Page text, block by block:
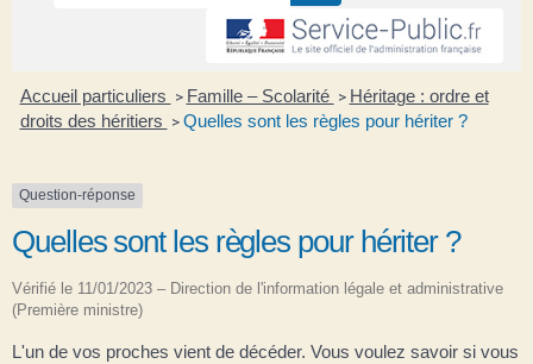
Accueil particuliers > Famille – Scolarité > Héritage : ordre et
droits des héritiers > Quelles sont les règles pour hériter ?
Question-réponse
Quelles sont les règles pour hériter ?
Vérifié le 11/01/2023 – Direction de l'information légale et administrative
(Première ministre)
L'un de vos proches vient de décéder. Vous voulez savoir si vous